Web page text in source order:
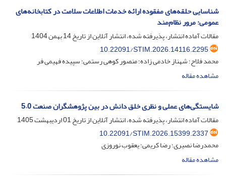
شناسایی حلقه‌های مفقوده ارائه خدمات اطلاعات سلامت در کتابخانه‌های
عمومی: مرور نظام‌مند
مقالات آماده انتشار، پذیرفته شده، انتشار آنلاین از تاریخ14 بهمن 1404
10.22091/STIM.2026.14116.2295
محمد فلاح؛ شهناز خادمی زاده؛ منصور کوهی رستمی؛ سپیده فهیمی فر
مشاهده مقاله
شایستگی‌های عملی و نظری خلق دانش در بین پژوهشگران صنعت 5.0
مقالات آماده انتشار، پذیرفته شده، انتشار آنلاین از تاریخ01 اردیبهشت 1405
10.22091/STIM.2026.15399.2337
محمدرضا نصیری؛ رضا کریمی؛ یعقوب نوروزی
مشاهده مقاله